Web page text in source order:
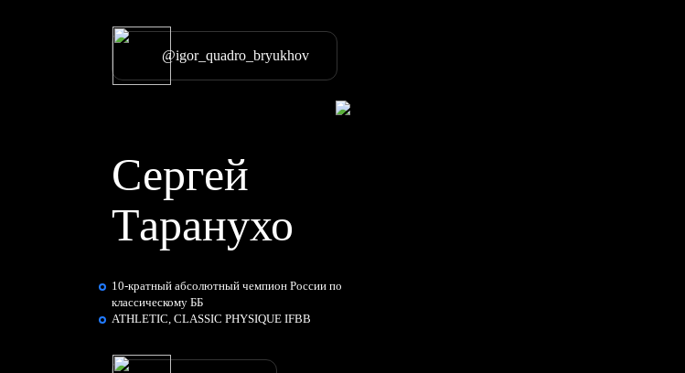
@igor_quadro_bryukhov
Сергей
Таранухо
10-кратный абсолютный чемпион России по
классическому ББ
ATHLETIC, CLASSIC PHYSIQUE IFBB